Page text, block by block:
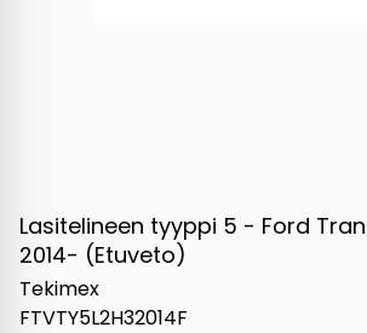
Lasitelineen tyyppi 5 - Ford
2014- (Etuveto)
Tekimex
FTVTY5L2H32014F